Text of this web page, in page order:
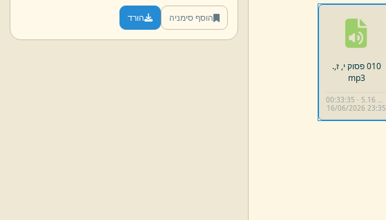
010 פסוק י, ז,.
mp3
00:33:35 · 5.16 MB
16/06/2026 23:35
הוסף סימניה הורד